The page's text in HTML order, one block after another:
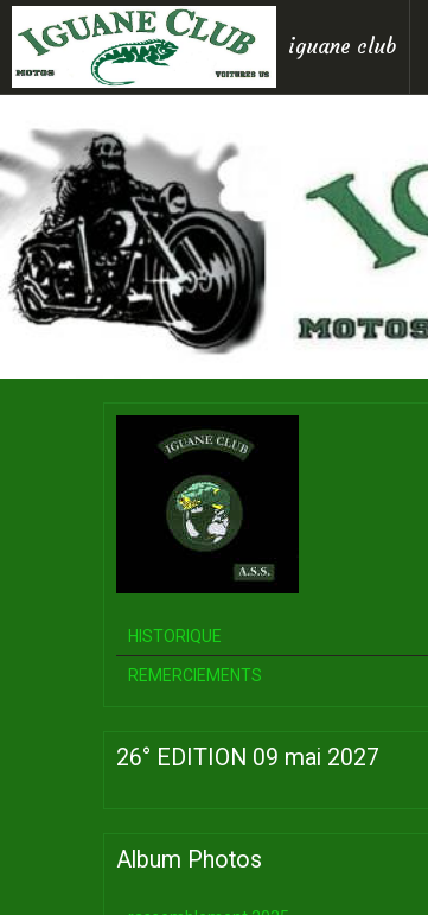
iguane club
HISTORIQUE
REMERCIEMENTS
26° EDITION 09 mai 2027
Album Photos